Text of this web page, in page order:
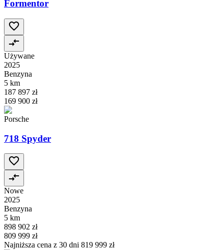
Formentor
Używane
2025
Benzyna
5 km
187 897 zł
169 900 zł
Porsche
718 Spyder
Nowe
2025
Benzyna
5 km
898 902 zł
809 999 zł
Najniższa cena z 30 dni 819 999 zł